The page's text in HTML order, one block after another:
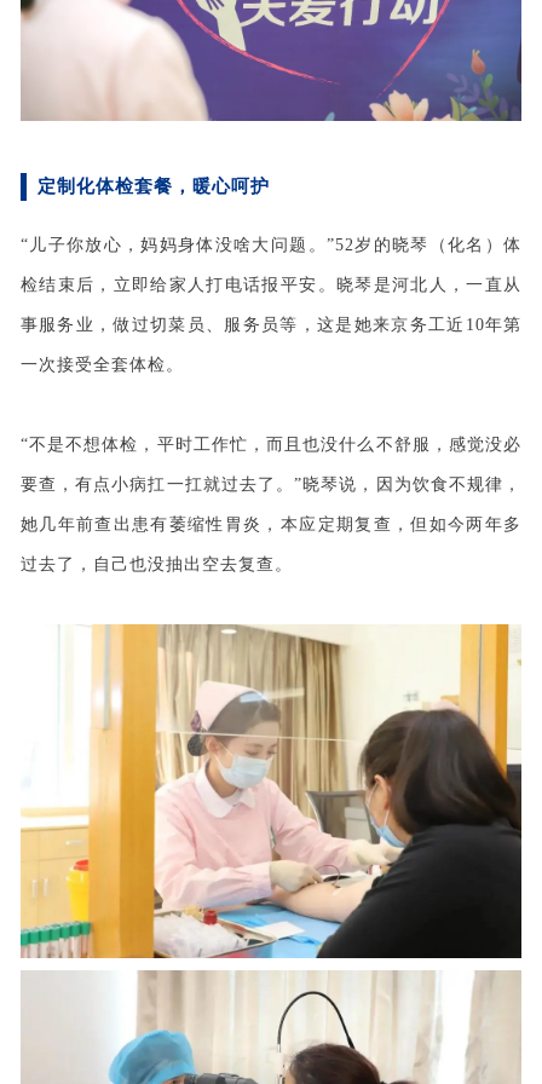
定制化体检套餐，暖心呵护
“儿子你放心，妈妈身体没啥大问题。”52岁的晓琴（化名）体
检结束后，立即给家人打电话报平安。晓琴是河北人，一直从
事服务业，做过切菜员、服务员等，这是她来京务工近10年第
一次接受全套体检。
“不是不想体检，平时工作忙，而且也没什么不舒服，感觉没必
要查，有点小病扛一扛就过去了。”晓琴说，因为饮食不规律，
她几年前查出患有萎缩性胃炎，本应定期复查，但如今两年多
过去了，自己也没抽出空去复查。